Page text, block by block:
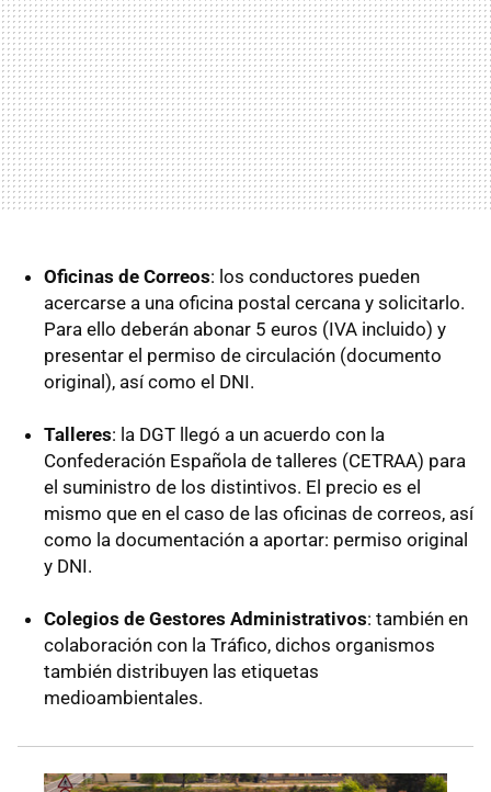
Oficinas de Correos: los conductores pueden
acercarse a una oficina postal cercana y solicitarlo.
Para ello deberán abonar 5 euros (IVA incluido) y
presentar el permiso de circulación (documento
original), así como el DNI.
Talleres: la DGT llegó a un acuerdo con la
Confederación Española de talleres (CETRAA) para
el suministro de los distintivos. El precio es el
mismo que en el caso de las oficinas de correos, así
como la documentación a aportar: permiso original
y DNI.
Colegios de Gestores Administrativos: también en
colaboración con la Tráfico, dichos organismos
también distribuyen las etiquetas
medioambientales.